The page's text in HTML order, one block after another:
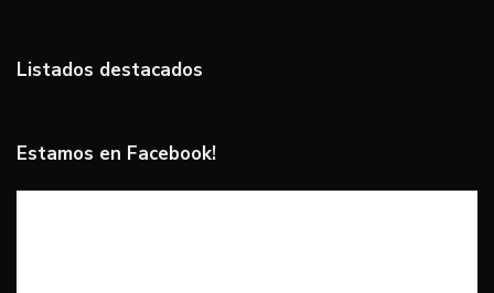
Listados destacados
Estamos en Facebook!